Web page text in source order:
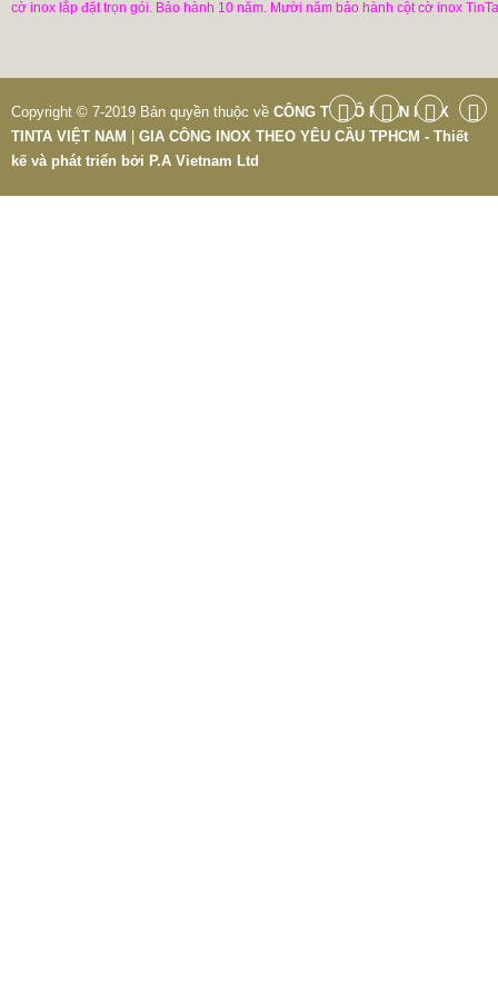
cờ inox lắp đặt trọn gói. Bảo hành 10 năm. Mười năm bảo hành cột cờ inox
Copyright © 7-2019 Bản quyền thuộc về CÔNG TY CỔ PHẦN INOX
TINTA VIỆT NAM
GIA CÔNG INOX THEO YÊU CẦU TPHCM - Thiết
kế và phát triển bởi P.A Vietnam Ltd